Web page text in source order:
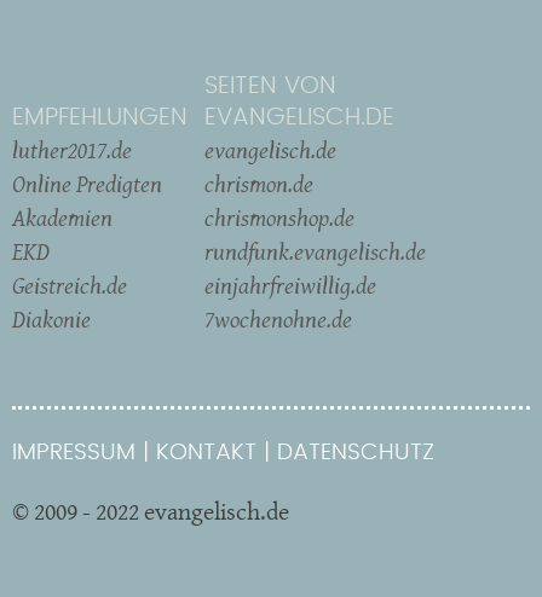
EMPFEHLUNGEN
luther2017.de
Online Predigten
Akademien
EKD
Geistreich.de
Diakonie
SEITEN VON
EVANGELISCH.DE
evangelisch.de
chrismon.de
chrismonshop.de
rundfunk.evangelisch.de
einjahrfreiwillig.de
7wochenohne.de
IMPRESSUM KONTAKT DATENSCHUTZ
© 2009 - 2022 evangelisch.de